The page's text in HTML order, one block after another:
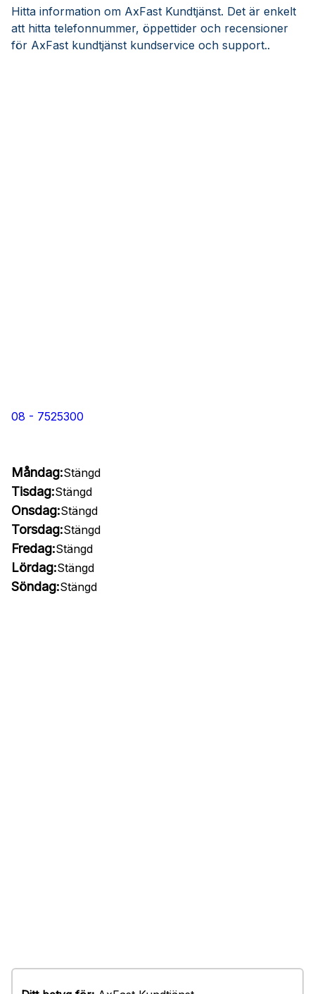
Hitta information om AxFast Kundtjänst. Det är enkelt
att hitta telefonnummer, öppettider och recensioner
för AxFast kundtjänst kundservice och support..
08 - 7525300
Måndag:Stängd
Tisdag:Stängd
Onsdag:Stängd
Torsdag:Stängd
Fredag:Stängd
Lördag:Stängd
Söndag:Stängd